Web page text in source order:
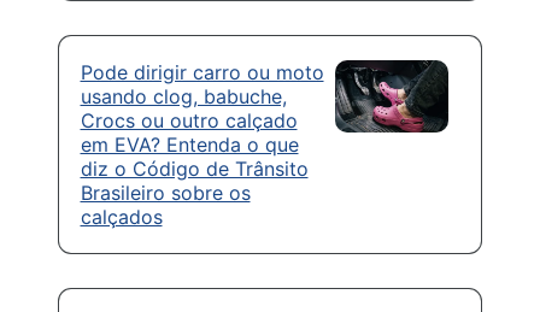
Pode dirigir carro ou moto
usando clog, babuche,
Crocs ou outro calçado
em EVA? Entenda o que
diz o Código de Trânsito
Brasileiro sobre os
calçados